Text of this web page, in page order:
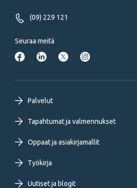
(09) 229 121
Seuraa meitä
Footer
primary
menu
FI
Palvelut
Tapahtumat ja valmennukset
Oppaat ja asiakirjamallit
Työkirja
Uutiset ja blogit